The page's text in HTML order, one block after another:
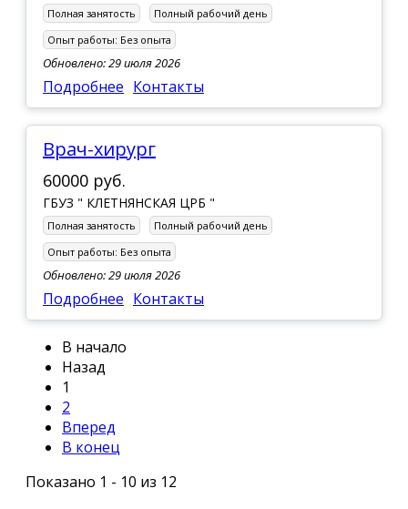
Полная занятость
Полный рабочий день
Опыт работы: Без опыта
Обновлено: 29 июля 2026
Подробнее Контакты
врач-хирург
60000 руб.
ГБУЗ " КЛЕТНЯНСКАЯ ЦРБ "
Полная занятость
Полный рабочий день
Опыт работы: Без опыта
Обновлено: 29 июля 2026
Подробнее Контакты
В начало
Назад
1
2
Вперед
В конец
Показано 1 - 10 из 12